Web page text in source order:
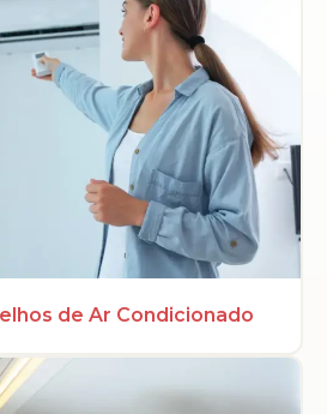
de Ar Condicionado